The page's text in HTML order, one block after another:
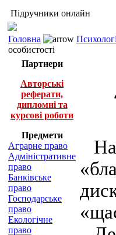
Підручники онлайн
Головна
особистості
Партнери
Авторські
реферати,
дипломні та
курсові роботи
Предмети
Аграрне право
Адміністративне
право
Банківське
право
Господарське
право
Екологічне
право